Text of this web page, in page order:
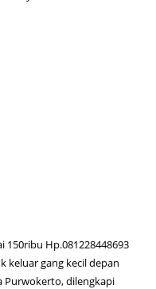
Hp.081228448693
keluar gang kecil depan
Purwokerto, dilengkapi